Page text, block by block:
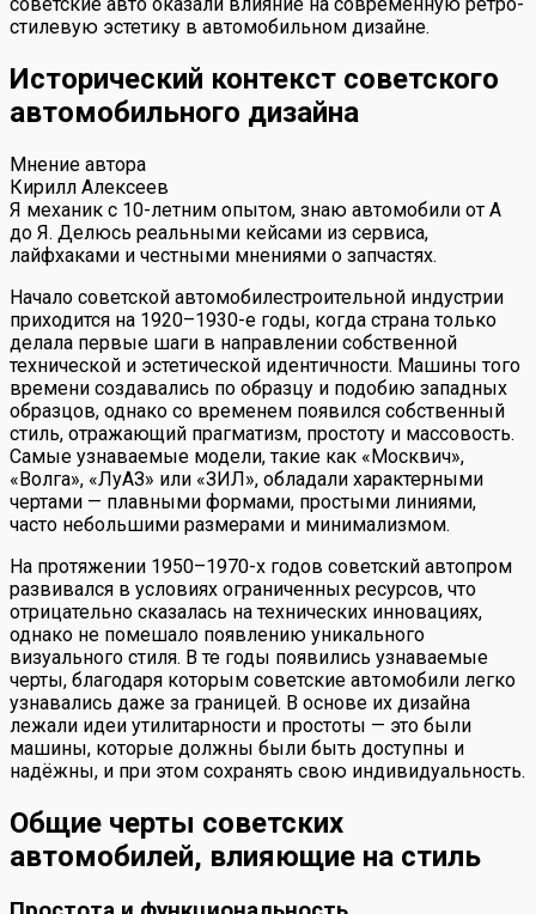
советские авто оказали влияние на современную ретро-
стилевую эстетику в автомобильном дизайне.
Исторический контекст советского
автомобильного дизайна
Мнение автора
Кирилл Алексеев
Я механик с 10-летним опытом, знаю автомобили от А
до Я. Делюсь реальными кейсами из сервиса,
лайфхаками и честными мнениями о запчастях.
Начало советской автомобилестроительной индустрии
приходится на 1920–1930-е годы, когда страна только
делала первые шаги в направлении собственной
технической и эстетической идентичности. Машины того
времени создавались по образцу и подобию западных
образцов, однако со временем появился собственный
стиль, отражающий прагматизм, простоту и массовость.
Самые узнаваемые модели, такие как «Москвич»,
«Волга», «ЛуАЗ» или «ЗИЛ», обладали характерными
чертами — плавными формами, простыми линиями,
часто небольшими размерами и минимализмом.
На протяжении 1950–1970-х годов советский автопром
развивался в условиях ограниченных ресурсов, что
отрицательно сказалась на технических инновациях,
однако не помешало появлению уникального
визуального стиля. В те годы появились узнаваемые
черты, благодаря которым советские автомобили легко
узнавались даже за границей. В основе их дизайна
лежали идеи утилитарности и простоты — это были
машины, которые должны были быть доступны и
надёжны, и при этом сохранять свою индивидуальность.
Общие черты советских
автомобилей, влияющие на стиль